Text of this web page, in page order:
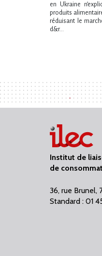
en Ukraine
produits
réduisant le
d&r...
Institut de
de
36, rue Brunel,
Standard : 01